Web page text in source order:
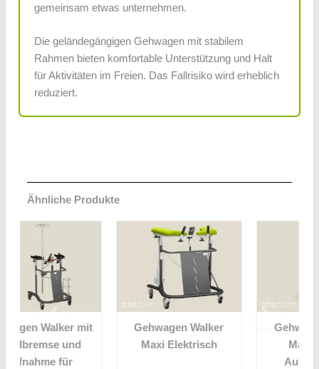
gemeinsam etwas unternehmen.
Die geländegängigen Gehwagen mit stabilem
Rahmen bieten komfortable Unterstützung und Halt
für Aktivitäten im Freien. Das Fallrisiko wird erheblich
reduziert.
Ähnliche Produkte
Gehwagen Walker
Maxi Elektrisch
Gehwagen Walker
Maxi für den